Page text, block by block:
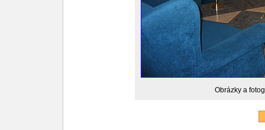
Obrázky a